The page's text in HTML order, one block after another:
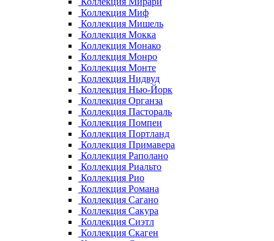
Коллекция Миф
Коллекция Мишель
Коллекция Мокка
Коллекция Монако
Коллекция Монро
Коллекция Монте
Коллекция Нидвуд
Коллекция Нью-Йорк
Коллекция Органза
Коллекция Пастораль
Коллекция Помпеи
Коллекция Портланд
Коллекция Примавера
Коллекция Раполано
Коллекция Риальто
Коллекция Рио
Коллекция Романа
Коллекция Сагано
Коллекция Сакура
Коллекция Сиэтл
Коллекция Скаген